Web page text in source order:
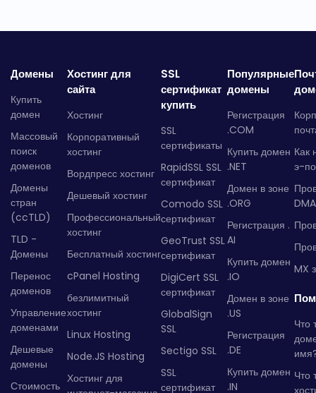
Домены
Купить
домен
Массовый
поиск
доменов
Домены
стран
(ccTLD)
TLD -
Домены
Перенос
доменов
Управление
доменами
Дешевые
домены
Стоимость
Хостинг для
сайта
Хостинг
Корпоративный
хостинг
Вордпресс хостинг
Дешевый хостинг
Профессиональный
хостинг
Бесплатный хостинг
cPanel Hosting
безлимитный
хостинг
Linux Hosting
Node.JS Hosting
Хостинг для
SSL
сертификат
купить
SSL
сертификаты
RapidSSL SSL
сертификат
Comodo SSL
сертификат
GeoTrust SSL
сертификат
DigiCert SSL
сертификат
GlobalSign
SSL
Sectigo SSL
SSL
сертификат
Популярные
домены
Регистрация
.COM
Купить домен
.NET
Домен в зоне
.ORG
Регистрация .
AI
Купить домен
.IO
Домен в зоне
.US
Регистрация
.DE
Купить домен
.IN
Как
э-
MX
Что
Что